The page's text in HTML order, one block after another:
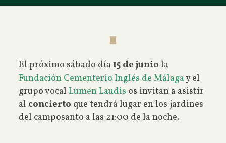
El próximo sábado día 15 de junio la
Fundación Cementerio Inglés de Málagay el
grupo vocal Lumen Laudis os invitan a asistir
al concierto que tendrá lugar en los jardines
del camposanto a las 21:00 de la noche.